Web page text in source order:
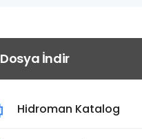
Dosya İndir
Hidroman Katalog